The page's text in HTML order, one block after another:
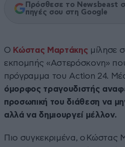
Πρόσθεσε το Newsbeast
πηγές σου στη Google
Ο Κώστας Μαρτάκης μίλησε
εκπομπής «Αστερόσκονη»
πρόγραμμα του Action 24.
όμορφος τραγουδιστής
προσωπική του διάθεση να
αλλά να δημιουργεί μέλλον.
Πιο συγκεκριμένα, ο Κώστας